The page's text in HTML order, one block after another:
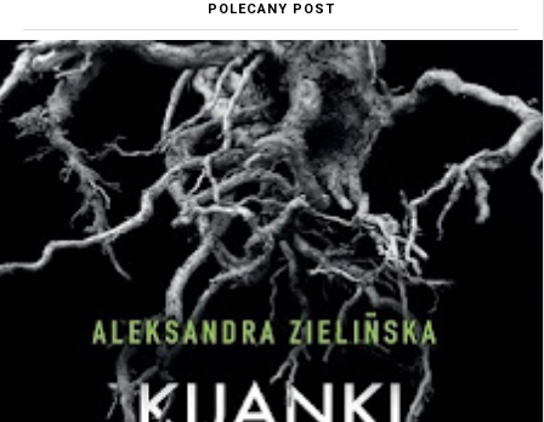
POLECANY POST